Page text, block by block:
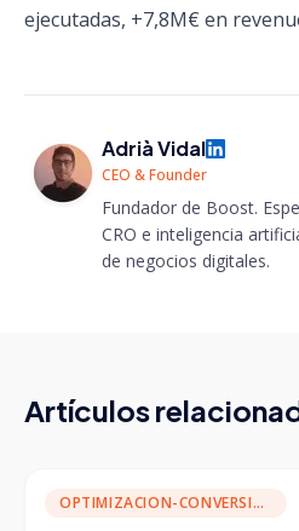
ejecutadas, +7,8M€ en
Adrià Vidal
CEO & Founder
Fundador de Boost.
CRO e inteligencia
de negocios digitales.
Artículos
OPTIMIZACION-CONVERSION